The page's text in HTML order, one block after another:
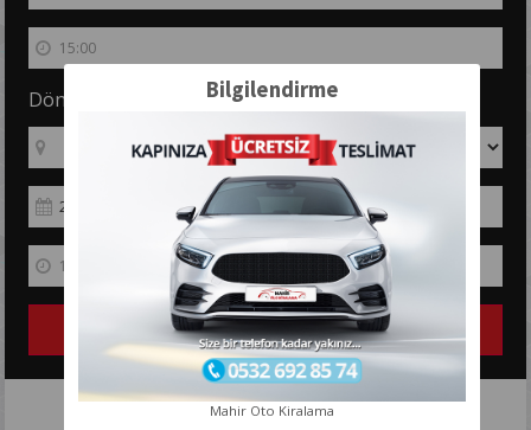
Dönüş Bilgileri
REZERVASYON OLUŞTUR
Bilgilendirme
Mahir Oto Kiralama